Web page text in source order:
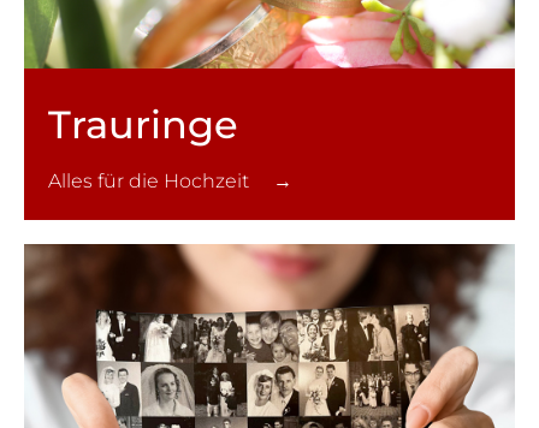
Trauringe
Alles für die Hochzeit →